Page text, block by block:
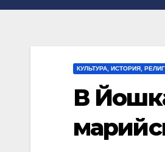
КУЛЬТУРА, ИСТОРИЯ,
В